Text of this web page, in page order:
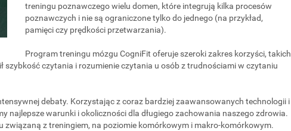
treningu poznawczego wielu domen, które integrują kilka procesów
poznawczych i nie są ograniczone tylko do jednego (na przykład,
pamięci czy prędkości przetwarzania).
Program treningu mózgu CogniFit oferuje szeroki zakres korzyści, takich
czytania i rozumienie czytania u osób z trudnościami w czytaniu
debaty. Korzystając z coraz bardziej zaawansowanych technologii i
najlepsze warunki i okoliczności dla długiego zachowania naszego zdrowia.
z treningiem, na poziomie komórkowym i makro-komórkowym.